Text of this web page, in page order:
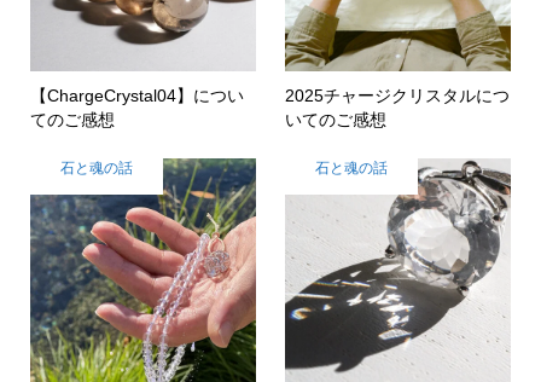
【ChargeCrystal04】につい
てのご感想
2025チャージクリスタルにつ
いてのご感想
石と魂の話 石と魂の話